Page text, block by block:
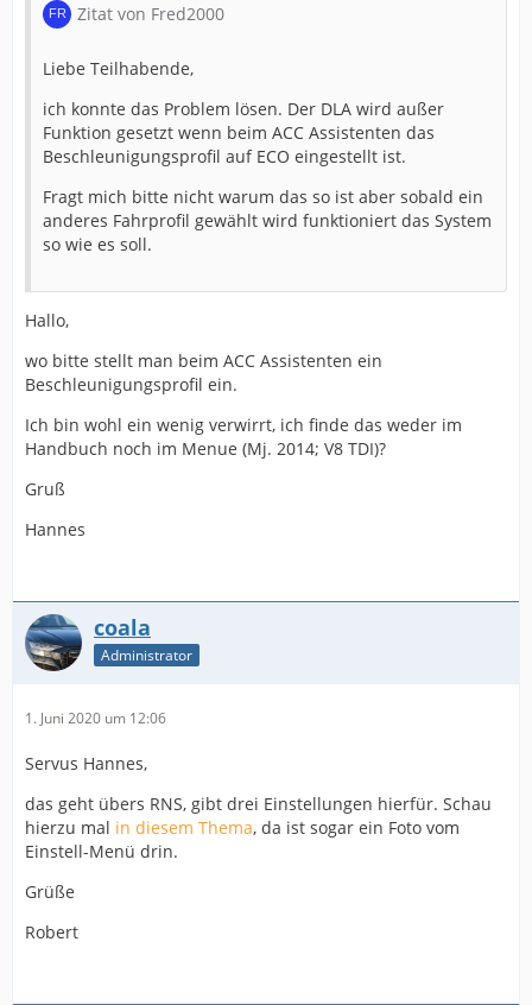
Zitat von Fred2000
Liebe Teilhabende,
ich konnte das Problem lösen. Der DLA wird außer
Funktion gesetzt wenn beim ACC Assistenten das
Beschleunigungsprofil auf ECO eingestellt ist.
Fragt mich bitte nicht warum das so ist aber sobald ein
anderes Fahrprofil gewählt wird funktioniert das System
so wie es soll.
Hallo,
wo bitte stellt man beim ACC Assistenten ein
Beschleunigungsprofil ein.
Ich bin wohl ein wenig verwirrt, ich finde das weder im
Handbuch noch im Menue (Mj. 2014; V8 TDI)?
Gruß
Hannes
coala
Administrator
1. Juni 2020 um 12:06
Servus Hannes,
das geht übers RNS, gibt drei Einstellungen hierfür. Schau
hierzu mal in diesem Thema, da ist sogar ein Foto vom
Einstell-Menü drin.
Grüße
Robert